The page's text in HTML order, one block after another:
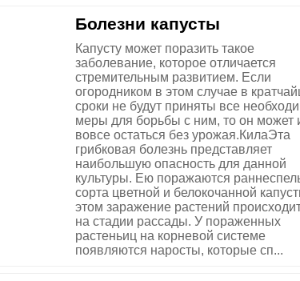
Болезни капусты
Капусту может поразить такое
заболевание, которое отличается
стремительным развитием. Если
огородником в этом случае в
сроки не будут приняты все
меры для борьбы с ним, то он может
вовсе остаться без урожая.КилаЭта
грибковая болезнь представляет
наибольшую опасность для данной
культуры. Ею поражаются
сорта цветной и белокочанной
этом заражение растений
на стадии рассады. У пораженных
растеньиц на корневой системе
появляются наросты, которые сп...